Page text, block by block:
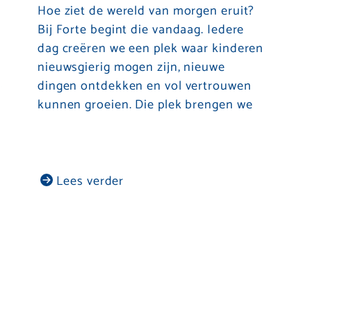
Hoe ziet de wereld van morgen eruit?
Bij Forte begint die vandaag. Iedere
dag creëren we een plek waar kinderen
nieuwsgierig mogen zijn, nieuwe
dingen ontdekken en vol vertrouwen
kunnen groeien. Die plek brengen we
Lees verder